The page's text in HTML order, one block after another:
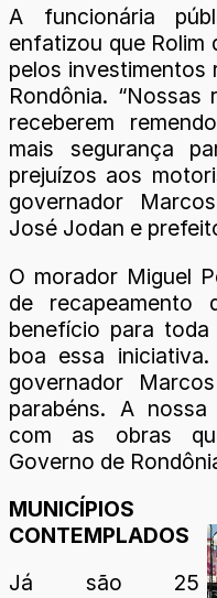
A funcionária
enfatizou que Rolim
pelos investimentos
Rondônia.
receberem
mais segurança
prejuízos aos
governador
José Jodan e
O morador Miguel
de recapeamento
benefício para
boa essa
governador
parabéns. A
com as obras
Governo de
MUNICÍPIOS
CONTEMPLADOS
Já são 25